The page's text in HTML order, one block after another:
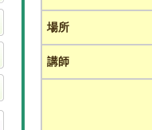
場所
講師